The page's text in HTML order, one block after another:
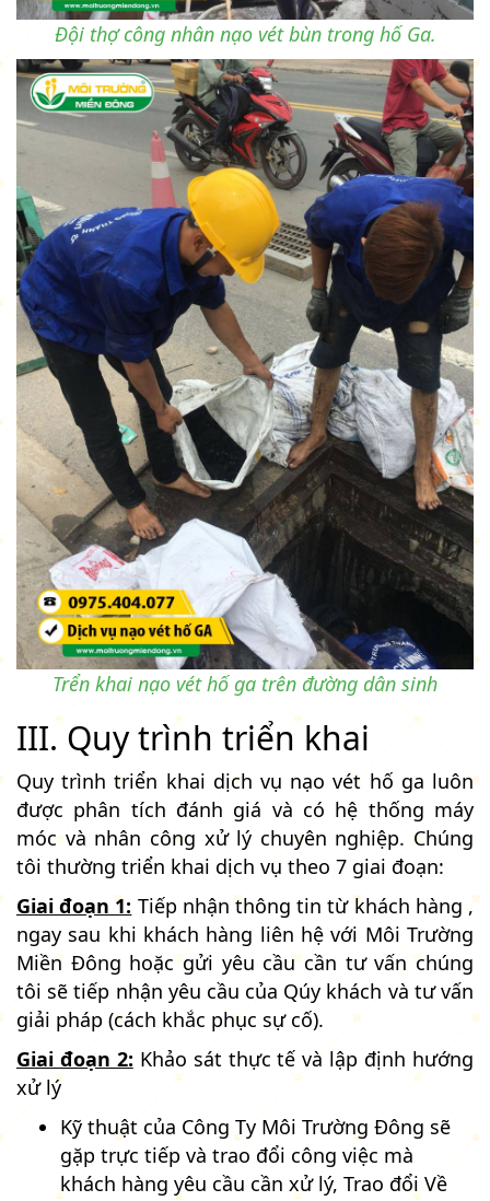
Đội thợ công nhân nạo vét bùn trong hố Ga.
Trển khai nạo vét hố ga trên đường dân sinh
III. Quy trình triển khai
Quy trình triển khai dịch vụ nạo vét hố ga luôn
được phân tích đánh giá và có hệ thống máy
móc và nhân công xử lý chuyên nghiệp. Chúng
tôi thường triển khai dịch vụ theo 7 giai đoạn:
Giai đoạn 1: Tiếp nhận thông tin từ khách hàng ,
ngay sau khi khách hàng liên hệ với Môi Trường
Miền Đông hoặc gửi yêu cầu cần tư vấn chúng
tôi sẽ tiếp nhận yêu cầu của Qúy khách và tư vấn
giải pháp (cách khắc phục sự cố).
Giai đoạn 2: Khảo sát thực tế và lập định hướng
xử lý
Kỹ thuật của Công Ty Môi Trường Đông sẽ
gặp trực tiếp và trao đổi công việc mà
khách hàng yêu cầu cần xử lý, Trao đổi Về